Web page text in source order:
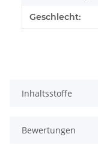
Geschlecht:
Inhaltsstoffe
Bewertungen